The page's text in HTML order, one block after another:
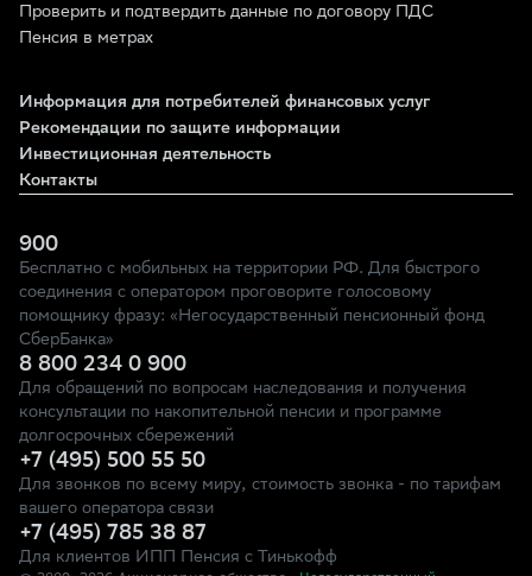
Проверить и подтвердить данные по договору ПДС
Пенсия в метрах
Информация для потребителей финансовых услуг
Рекомендации по защите информации
Инвестиционная деятельность
Контакты
900
Бесплатно с мобильных на территории РФ. Для быстрого
соединения с оператором проговорите голосовому
помощнику фразу: «Негосударственный пенсионный фонд
СберБанка»
8 800 234 0 900
Для обращений по вопросам наследования и получения
консультации по накопительной пенсии и программе
долгосрочных сбережений
+7 (495) 500 55 50
Для звонков по всему миру, стоимость звонка - по тарифам
вашего оператора связи
+7 (495) 785 38 87
Для клиентов ИПП Пенсия с Тинькофф